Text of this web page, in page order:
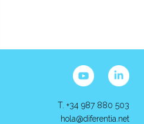
T. +34 987 880 503
hola@diferentia.net